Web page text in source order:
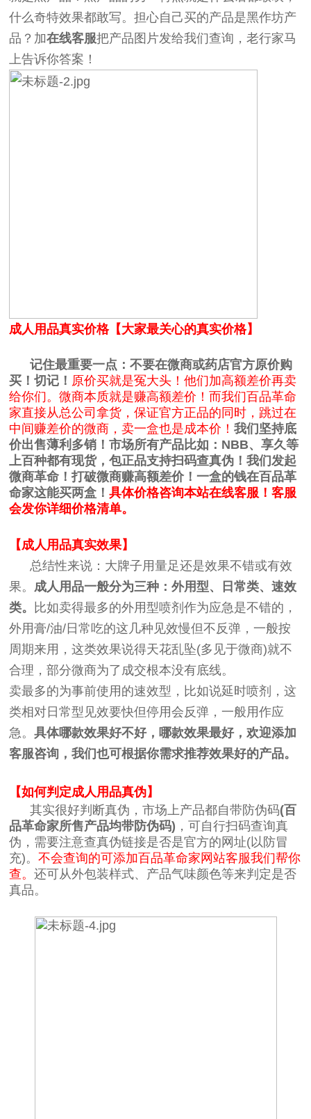
什么奇特效果都敢写。担心自己买的产品是黑作坊产
品？加在线客服把产品图片发给我们查询，老行家马
上告诉你答案！
成人用品真实价格【大家最关心的真实价格】
记住最重要一点：不要在微商或药店官方原价购
买！切记！ 原价买就是冤大头！他们加高额差价再卖
给你们。微商本质就是赚高额差价！而我们百品革命
家直接从总公司拿货，保证官方正品的同时，跳过在
中间赚差价的微商，卖一盒也是成本价！我们坚持底
价出售薄利多销！市场所有产品比如：NBB、享久等
上百种都有现货，包正品支持扫码查真伪！我们发起
微商革命！打破微商赚高额差价！一盒的钱在百品革
命家这能买两盒！具体价格咨询本站在线客服！客服
会发你详细价格清单。
【成人用品真实效果】
总结性来说：大牌子用量足还是效果不错或有效
果。 成人用品一般分为三种：外用型、日常类、速效
类。
比如卖得最多的外用型喷剂作为应急是不错的，
外用膏/油/日常吃的这几种见效慢但不反弹，一般按
周期来用，这类效果说得天花乱坠(多见于微商)就不
合理，部分微商为了成交根本没有底线。
卖最多的为事前使用的速效型，比如说延时喷剂，这
类相对日常型见效要快但停用会反弹，一般用作应
急。具体哪款效果好不好，哪款效果最好，欢迎添加
客服咨询，我们也可根据你需求推荐效果好的产品。
【如何判定成人用品真伪】
其实很好判断真伪，市场上产品都自带防伪码(百
品革命家所售产品均带防伪码) ，可自行扫码查询真
伪，需要注意查真伪链接是否是官方的网址(以防冒
充)。不会查询的可添加百品革命家网站客服我们帮你
查。还可从外包装样式、产品气味颜色等来判定是否
真品。